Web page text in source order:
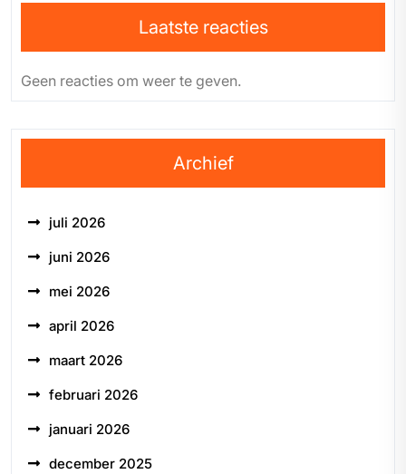
Laatste reacties
Geen reacties om weer te geven.
Archief
juli 2026
juni 2026
mei 2026
april 2026
maart 2026
februari 2026
januari 2026
december 2025